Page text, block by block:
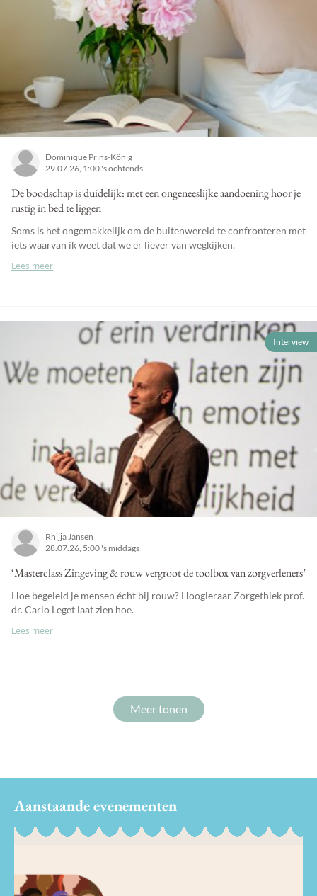
Dominique Prins-König
29.07.26, 1:00 's ochtends
De boodschap is duidelijk: met een ongeneeslijke aandoening hoor je
rustig in bed te liggen
Soms is het ongemakkelijk om de buitenwereld te confronteren met
iets waarvan ik weet dat we er liever van wegkijken.
Lees meer
Interview
Rhijja Jansen
28.07.26, 5:00 's middags
‘Masterclass Zingeving & rouw vergroot de toolbox van zorgverleners’
Hoe begeleid je mensen écht bij rouw? Hoogleraar Zorgethiek prof.
dr. Carlo Leget laat zien hoe.
Lees meer
Meer tonen
Aanstaande evenementen